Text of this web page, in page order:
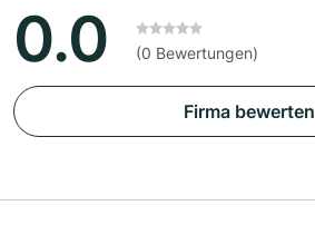
0.0 (0 Bewertungen)
Firma bewerten